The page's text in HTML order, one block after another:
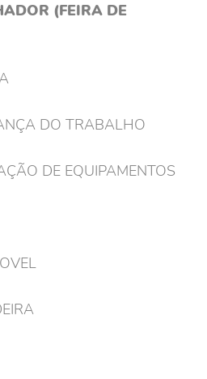
(FEIRA DE
DO TRABALHO
DE EQUIPAMENTOS